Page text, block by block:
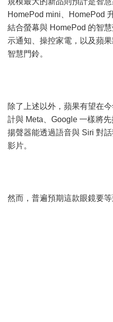
HomePod mini、HomePod
結合螢幕與 HomePod 的智
示通知、操控家電，以及蘋
智慧門鈴。
除了上述以外，蘋果有望在
計與 Meta、Google 一樣將
揚聲器能透過語音與 Siri 對
影片。
然而，普遍預期這款眼鏡要等